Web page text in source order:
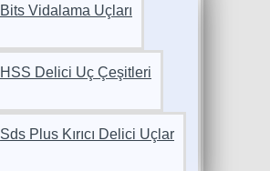
Bits Vidalama Uçları
HSS Delici Uç Çeşitleri
Sds Plus Kırıcı Delici Uçlar